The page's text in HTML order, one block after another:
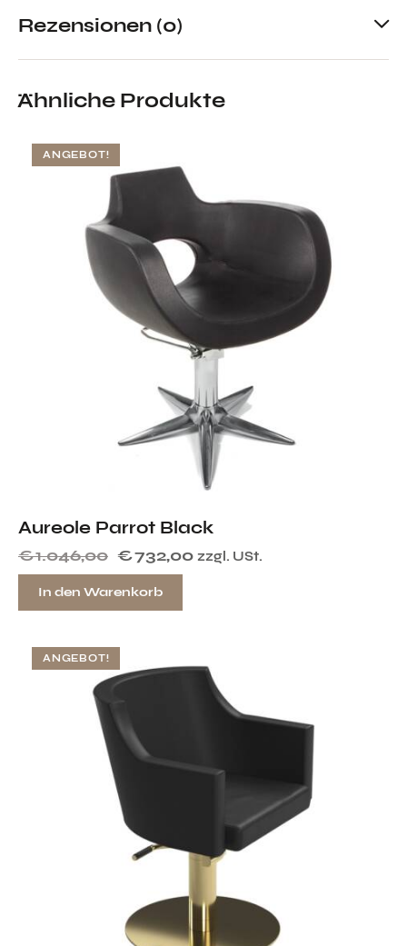
Rezensionen (0)
Ähnliche Produkte
ANGEBOT!
Aureole Parrot Black
€1.046,00 €732,00 zzgl. USt.
In den Warenkorb
ANGEBOT!